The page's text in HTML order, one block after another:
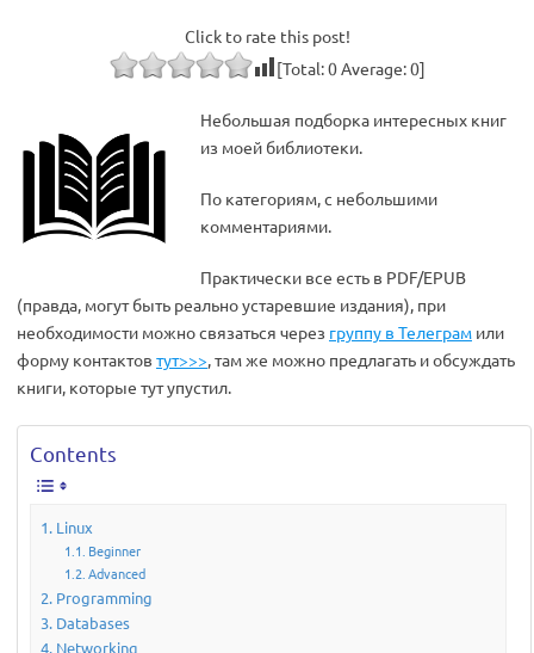
Click to rate this post!
[Total:0Average:0]
Небольшая подборка интересных книг
из моей библиотеки.
По категориям, с небольшими
комментариями.
Практически все есть в PDF/EPUB
(правда, могут быть реально устаревшие издания), при
необходимости можно связаться через группу в Телеграм или
форму контактов тут>>>, там же можно предлагать и обсуждать
книги, которые тут упустил.
Contents
Linux
Beginner
Advanced
Programming
Databases
Networking